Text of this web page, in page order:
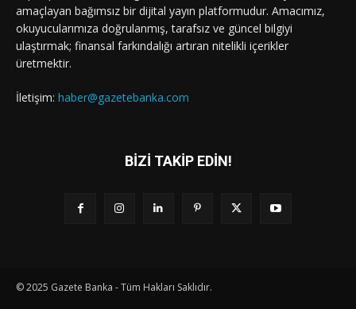
amaçlayan bağımsız bir dijital yayın platformudur. Amacımız,
okuyucularımıza doğrulanmış, tarafsız ve güncel bilgiyi
ulaştırmak; finansal farkındalığı artıran nitelikli içerikler
üretmektir.
İletişim: haber@gazetebanka.com
BİZİ TAKİP EDİN!
© 2025 Gazete Banka - Tüm Hakları Saklıdır.